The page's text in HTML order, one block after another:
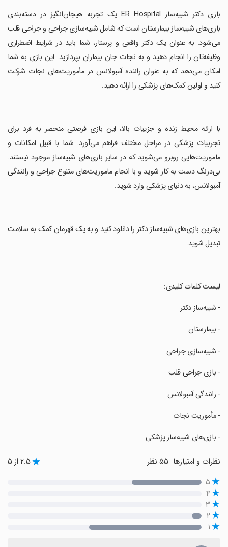
بازی دکتر شبیه‌ساز ER Hospital یک تجربه هیجان‌انگیز در دسته‌بندی
بازی‌های شبیه‌ساز بیمارستان است که شامل شبیه‌سازی جراحی و جراحی قلب
می‌شود. به عنوان یک دکتر واقعی و پرستار، شما باید در شرایط اضطراری
وظیفه‌تان را انجام دهید و به نجات جان بیماران بپردازید. این بازی به شما
امکان می‌دهد که به عنوان راننده آمبولانس در مأموریت‌های نجات شرکت
کنید و اولین کمک‌های پزشکی را ارائه دهید.
‏با ارائه محیط زنده و جزییات بالا، این بازی فرصتی منحصر به فرد برای
تجربیات پزشکی در مراحل مختلف فراهم می‌آورد. شما با قبیل امکانات و
ماموریت‌هایی روبرو می‌شوید که در سایر بازی‌های شبیه‌ساز موجود نیستند.
بی‌درنگ دست به کار شوید و با انجام ماموریت‌های متنوع جراحی و رانندگی
آمبولانس، به دنیای پزشکی وارد شوید.
‏بهترین بازی‌های شبیه‌ساز دکتر را دانلود کنید و به یک قهرمان کمک به سلامت
تبدیل شوید.
‏لیست کلمات کلیدی:
‏- شبیه‌ساز دکتر
‏- بیمارستان
‏- شبیه‌سازی جراحی
‏- بازی جراحی قلب
‏- رانندگی آمبولانس
‏- مأموریت نجات
‏- بازی‌های شبیه‌ساز پزشکی
نظرات و امتیازها ۲.۵ از ۵
۵
۴
۳
۲
۱